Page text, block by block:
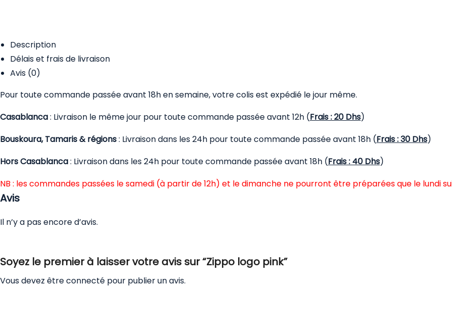
Description
Délais et frais de livraison
Avis (0)
Pour toute commande passée avant 18h en semaine, votre colis est expédié le jour même.
Casablanca: Livraison le même jour pour toute commande passée avant 12h (Frais : 20 Dhs)
Bouskoura, Tamaris & régions: Livraison dans les 24h pour toute commande passée avant 18h (Frais : 30 Dhs)
Hors Casablanca: Livraison dans les 24h pour toute commande passée avant 18h (Frais : 40 Dhs)
NB : les commandes passées le samedi (à partir de 12h) et le dimanche ne pourront être préparées que le lundi
Avis
Il n’y a pas encore d’avis.
Soyez le premier à laisser votre avis sur “Zippo logo pink”
Vous devez êtreconnecté pour publier un avis.